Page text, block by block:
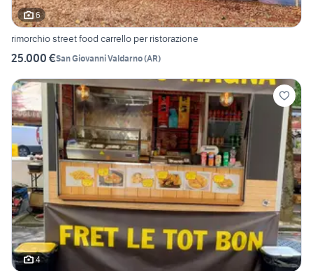
6
rimorchio street food carrello per ristorazione
25.000 €San Giovanni Valdarno(AR)
4